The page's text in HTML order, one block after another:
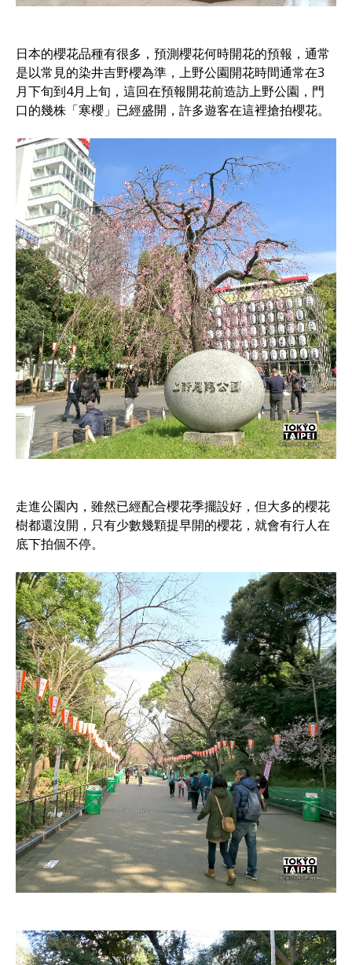
日本的櫻花品種有很多，預測櫻花何時開花的預報，通常
是以常見的染井吉野櫻為準，上野公園開花時間通常在3
月下旬到4月上旬，這回在預報開花前造訪上野公園，門
口的幾株「寒櫻」已經盛開，許多遊客在這裡搶拍櫻花。
走進公園內，雖然已經配合櫻花季擺設好，但大多的櫻花
樹都還沒開，只有少數幾顆提早開的櫻花，就會有行人在
底下拍個不停。